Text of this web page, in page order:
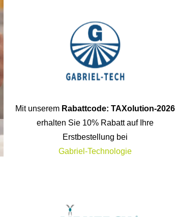
Mit unserem Rabattcode: TAXolution-2026
erhalten Sie 10% Rabatt auf Ihre
Erstbestellung bei
Gabriel-Technologie